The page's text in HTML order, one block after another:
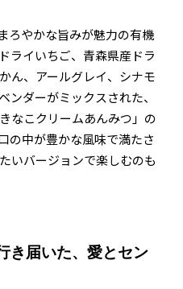
ろやかな旨みが魅力の有機
ライいちご、青森県産ドラ
ん、アールグレイ、シナモ
ンダーがミックスされた、
なこクリームあんみつ」の
の中が豊かな風味で満たさ
いバージョンで楽しむのも
き届いた、愛とセン